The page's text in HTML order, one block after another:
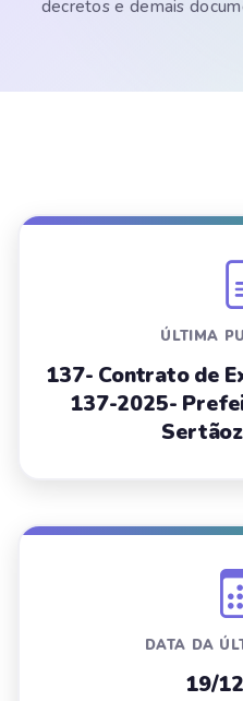
decretos e demais
ÚLTIMA
137- Contrato de
137-2025-
DATA DA
19/